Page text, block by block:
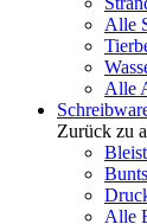
Alle
Alle
Zurück zu
Alle